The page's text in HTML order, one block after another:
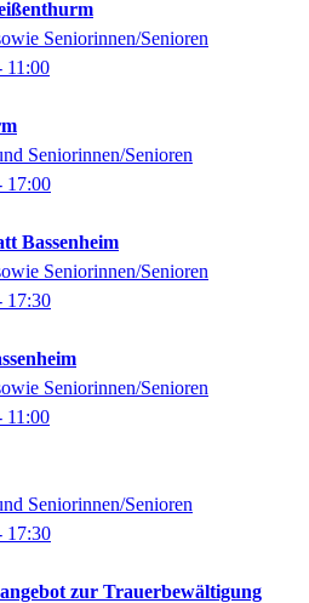
Seniorinnen/Senioren
11:00
Seniorinnen/Senioren
17:00
Bassenheim
Seniorinnen/Senioren
17:30
Seniorinnen/Senioren
11:00
Seniorinnen/Senioren
17:30
zur Trauerbewältigung